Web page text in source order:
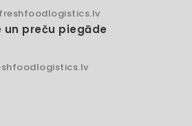
preču piegāde